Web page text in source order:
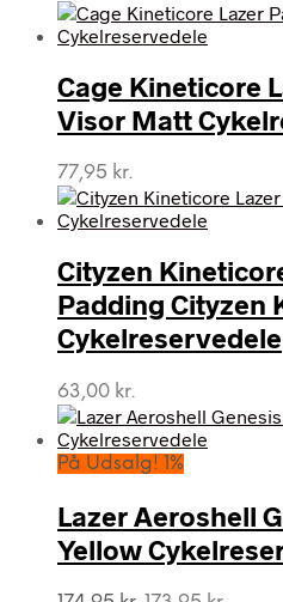
Cage Kineticore
Visor Matt
77,95 kr.
Cityzen
Padding Cityzen
Cykelreservedele
63,00 kr.
På Udsalg! 1%
Lazer Aeroshell
Yellow